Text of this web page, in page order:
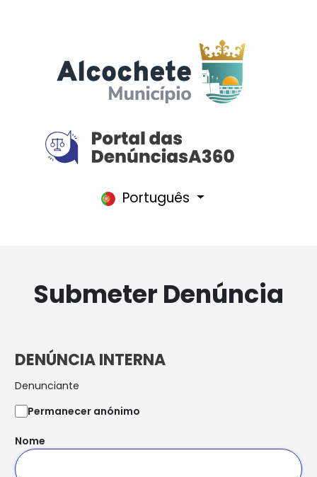
Português
Submeter Denúncia
DENÚNCIA INTERNA
Denunciante
Permanecer anónimo
Nome